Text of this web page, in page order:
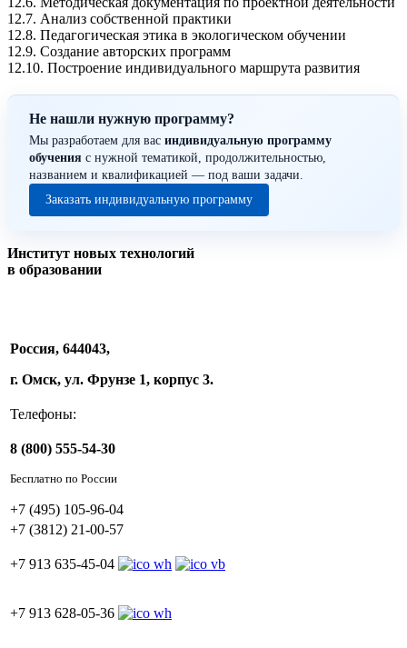
12.7. Анализ собственной практики
12.8. Педагогическая этика в экологическом обучении
12.9. Создание авторских программ
12.10. Построение индивидуального маршрута развития
Не нашли нужную программу?
Мы разработаем для вас индивидуальную программу
обучения с нужной тематикой, продолжительностью,
названием и квалификацией — под ваши задачи.
Заказать индивидуальную программу
Институт новых технологий
в образовании
Россия, 644043,
г. Омск, ул. Фрунзе 1, корпус 3.
Телефоны:
8 (800) 555-54-30
Бесплатно по России
+7 (495) 105-96-04
+7 (3812) 21-00-57
+7 913 635-45-04
+7 913 628-05-36